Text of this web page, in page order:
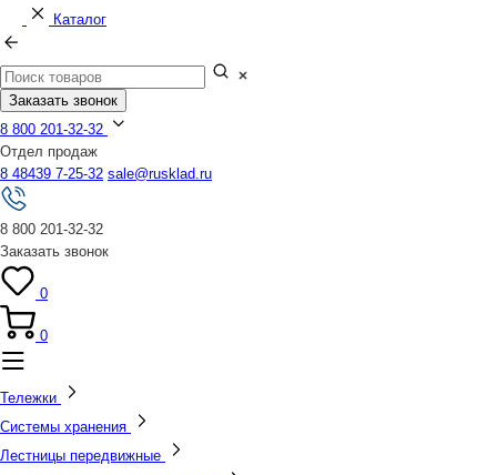
Каталог
Заказать звонок
8 800 201-32-32
Отдел продаж
8 48439 7-25-32 sale@rusklad.ru
8 800 201-32-32
Заказать звонок
0
0
Тележки
Системы хранения
Лестницы передвижные